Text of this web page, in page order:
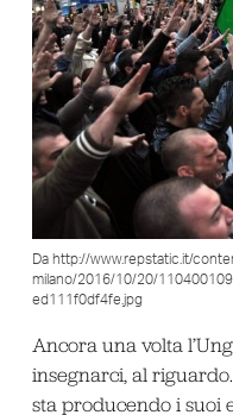
Da http://www.repstatic.it/
milano/2016/10/20/
ed111f0df4fe.jpg
Ancora una volta
insegnarci, al
sta producendo i suoi